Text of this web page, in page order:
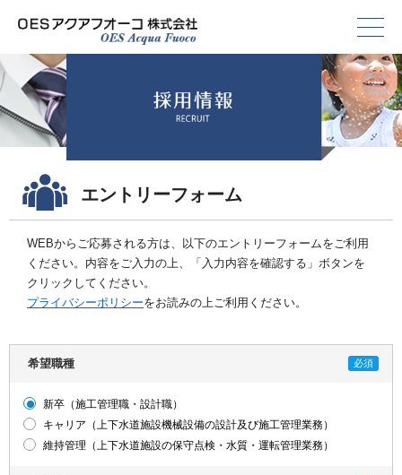
エントリーフォーム
WEBからご応募される方は、以下のエントリーフォームをご利用
ください。内容をご入力の上、「入力内容を確認する」ボタンを
クリックしてください。
プライバシーポリシーをお読みの上ご利用ください。
希望職種
新卒（施工管理職・設計職）
キャリア（上下水道施設機械設備の設計及び施工管理業務）
維持管理（上下水道施設の保守点検・水質・運転管理業務）